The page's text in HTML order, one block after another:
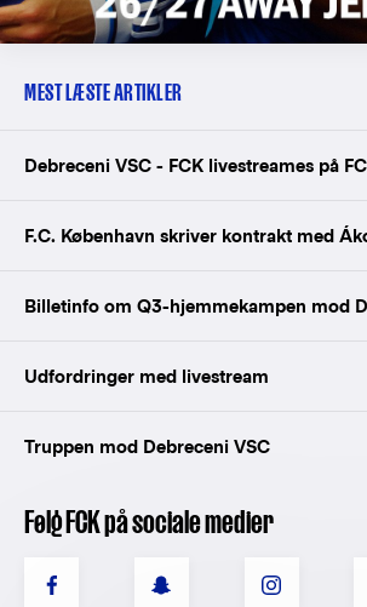
MEST LÆSTE ARTIKLER
Debreceni VSC - FCK livestreames på
F.C. København skriver kontrakt med
Billetinfo om Q3-hjemmekampen mod
Udfordringer med livestream
Truppen mod Debreceni VSC
Følg FCK på sociale medier